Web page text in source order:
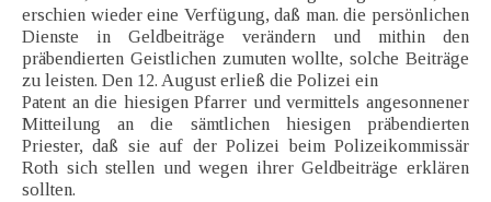
erschien wieder eine Verfügung, daß man. die persönlichen
Dienste in Geldbeiträge verändern und mithin den
präbendierten Geistlichen zumuten wollte, solche Beiträge
zu leisten. Den 12. August erließ die Polizei ein
Patent an die hiesigen Pfarrer und vermittels angesonnener
Mitteilung an die sämtlichen hiesigen präbendierten
Priester, daß sie auf der Polizei beim Polizeikommissär
Roth sich stellen und wegen ihrer Geldbeiträge erklären
sollten.